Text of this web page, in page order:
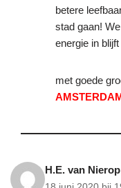
betere
stad gaan!
energie in
met goede
H.E. van Nierop